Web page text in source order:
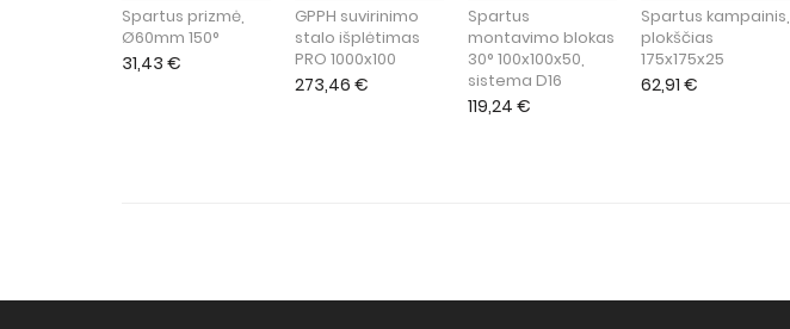
Spartus prizmė,
Ø60mm 150°
31,43 €
GPPH suvirinimo
stalo išplėtimas
PRO 1000x100
273,46 €
Spartus
montavimo blokas
30° 100x100x50,
sistema D16
119,24 €
Spartus kampainis,
plokščias
175x175x25
62,91 €